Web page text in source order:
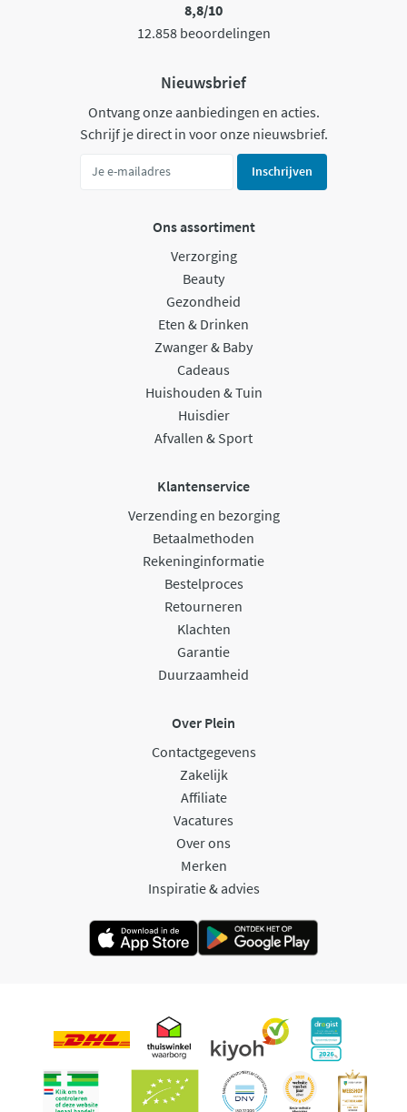
8,8/10
12.858 beoordelingen
Nieuwsbrief
Ontvang onze aanbiedingen en acties.
Schrijf je direct in voor onze nieuwsbrief.
Inschrijven
Ons assortiment
Verzorging
Beauty
Gezondheid
Eten & Drinken
Zwanger & Baby
Cadeaus
Huishouden & Tuin
Huisdier
Afvallen & Sport
Klantenservice
Verzending en bezorging
Betaalmethoden
Rekeninginformatie
Bestelproces
Retourneren
Klachten
Garantie
Duurzaamheid
Over Plein
Contactgegevens
Zakelijk
Affiliate
Vacatures
Over ons
Merken
Inspiratie & advies